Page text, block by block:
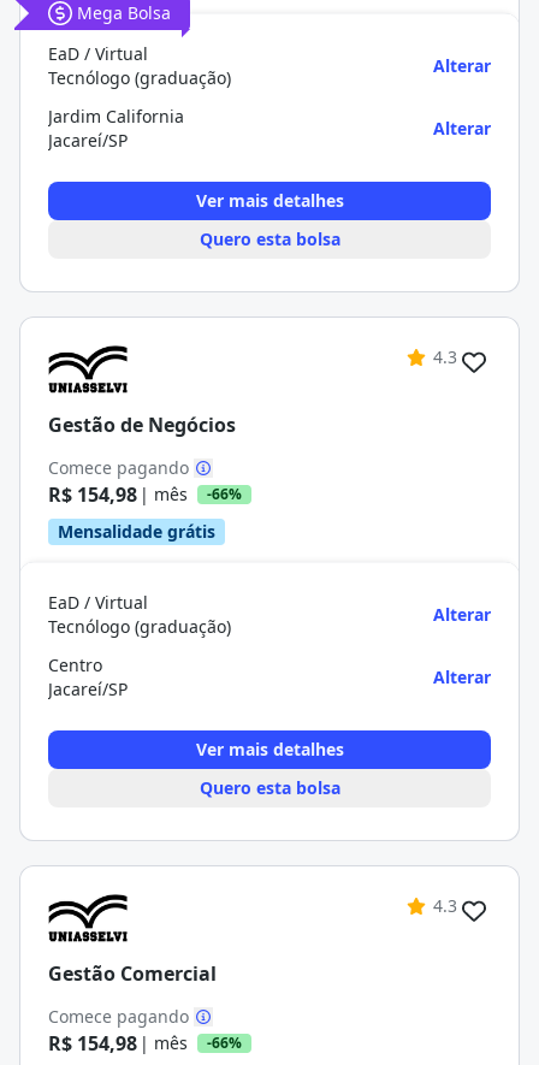
Mega Bolsa
EaD / Virtual
Tecnólogo (graduação)
Alterar
Jardim California
Jacareí/SP
Alterar
Ver mais detalhes
Quero esta bolsa
4.3
Gestão de Negócios
Comece pagando
R$ 154,98 | mês -66%
Mensalidade grátis
EaD / Virtual
Tecnólogo (graduação)
Alterar
Centro
Jacareí/SP
Alterar
Ver mais detalhes
Quero esta bolsa
4.3
Gestão Comercial
Comece pagando
R$ 154,98 | mês -66%